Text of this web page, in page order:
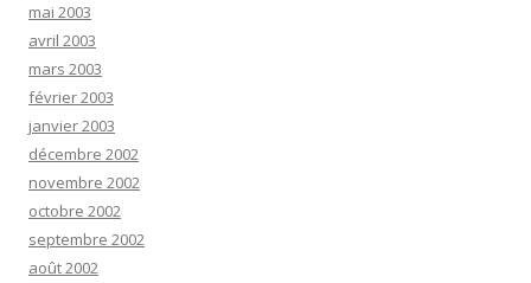
mai 2003
avril 2003
mars 2003
février 2003
janvier 2003
décembre 2002
novembre 2002
octobre 2002
septembre 2002
août 2002